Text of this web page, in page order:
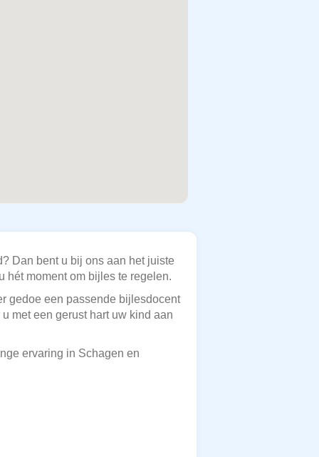
Dan bent u bij ons aan het juiste
hét moment om bijles te regelen.
gedoe een passende bijlesdocent
met een gerust hart uw kind aan
ervaring in Schagen en